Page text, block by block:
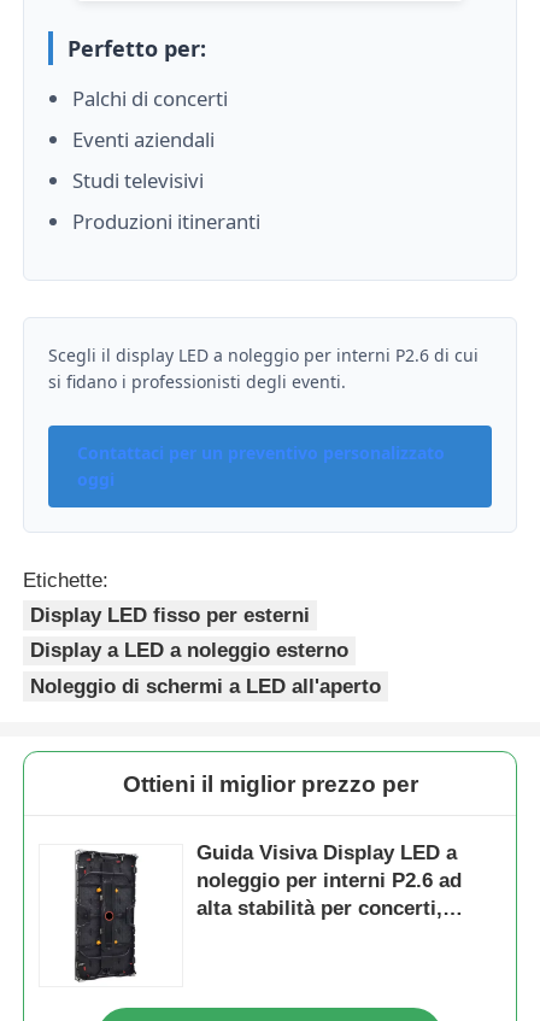
Perfetto per:
Palchi di concerti
Eventi aziendali
Studi televisivi
Produzioni itineranti
Scegli il display LED a noleggio per interni P2.6 di cui
si fidano i professionisti degli eventi.
Contattaci per un preventivo personalizzato
oggi
Etichette:
Display LED fisso per esterni
Display a LED a noleggio esterno
Noleggio di schermi a LED all'aperto
Ottieni il miglior prezzo per
Guida Visiva Display LED a
noleggio per interni P2.6 ad
alta stabilità per concerti,